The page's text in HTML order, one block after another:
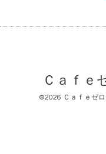
Ｃａｆｅ
©2026 Ｃａｆｅゼ